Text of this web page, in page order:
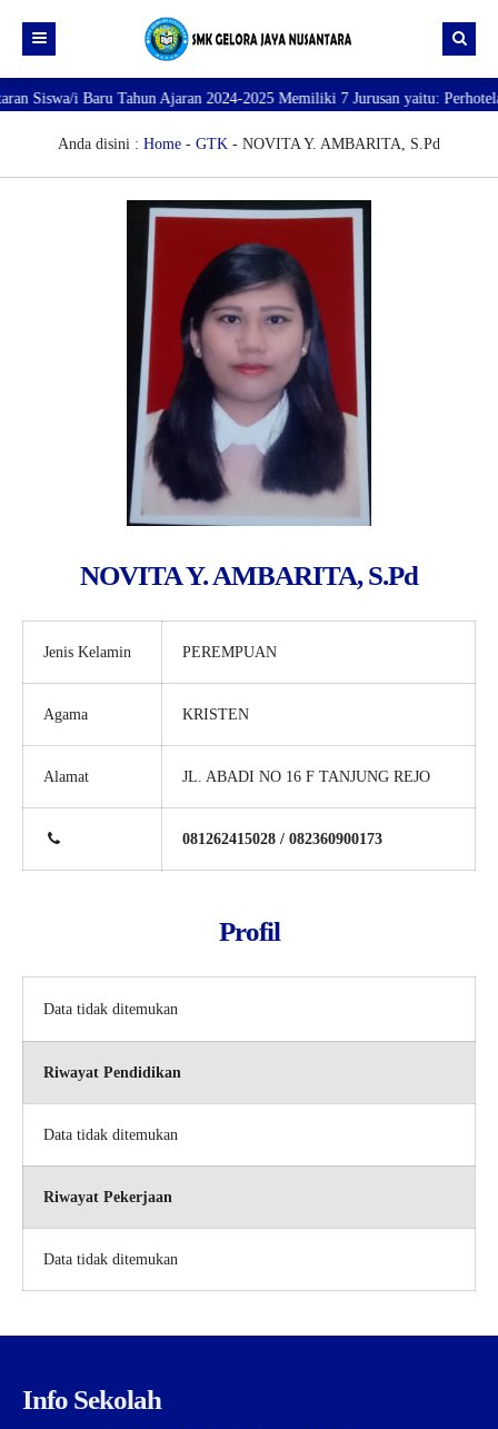
Beranda
Profil
PROFILE SEKOLAH
SARANA PRASARANA
Direktori
Siswa/i Baru Tahun Ajaran 2024-2025 Memiliki 7 Jurusan yaitu:
Anda disini : Home - GTK - NOVITA Y. AMBARITA, S.Pd
NOVITA Y. AMBARITA, S.Pd
Jenis Kelamin PEREMPUAN
Agama KRISTEN
Alamat JL. ABADI NO 16 F TANJUNG REJO
081262415028 / 082360900173
Profil
Data tidak ditemukan
Riwayat Pendidikan
Data tidak ditemukan
Riwayat Pekerjaan
Data tidak ditemukan
Info Sekolah